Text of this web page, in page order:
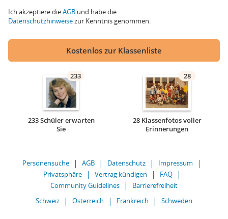
Ich akzeptiere dieAGB und habe die
Datenschutzhinweisezur Kenntnis genommen.
Kostenlos zur Klassenliste
233
233 Schüler erwarten
Sie
28
28 Klassenfotos voller
Erinnerungen
Personensuche AGB Datenschutz
Impressum
Privatsphäre
Vertrag kündigen
FAQ
Community Guidelines
Barrierefreiheit
Schweiz
Österreich Frankreich Schweden